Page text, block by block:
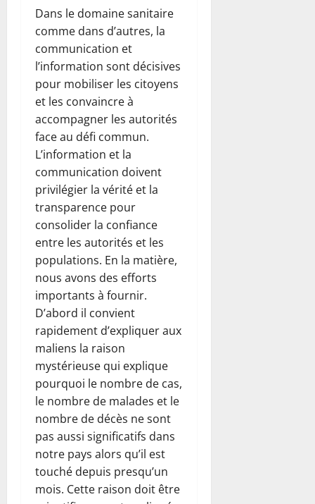
Dans le domaine sanitaire
comme dans d’autres, la
communication et
l’information sont décisives
pour mobiliser les citoyens
et les convaincre à
accompagner les autorités
face au défi commun.
L’information et la
communication doivent
privilégier la vérité et la
transparence pour
consolider la confiance
entre les autorités et les
populations. En la matière,
nous avons des efforts
importants à fournir.
D’abord il convient
rapidement d’expliquer aux
maliens la raison
mystérieuse qui explique
pourquoi le nombre de cas,
le nombre de malades et le
nombre de décès ne sont
pas aussi significatifs dans
notre pays alors qu’il est
touché depuis presqu’un
mois. Cette raison doit être